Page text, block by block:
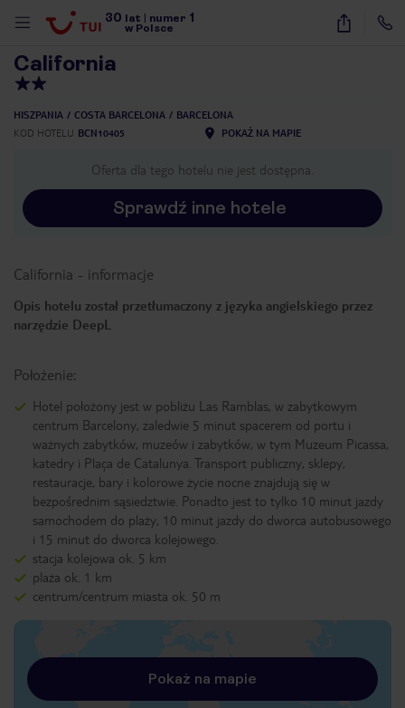
30 lat numer 1
w Polsce
40
California
HISZPANIA COSTA BARCELONA
BARCELONA
KOD HOTELU BCN10405 POKAŻ NA MAPIE
Oferta dla tego hotelu nie jest dostępna.
Sprawdź inne hotele
California - informacje
Opis hotelu został przetłumaczony z języka angielskiego przez
narzędzie DeepL
Położenie:
Hotel położony jest w pobliżu Las Ramblas, w zabytkowym
centrum Barcelony, zaledwie 5 minut spacerem od portu i
ważnych zabytków, muzeów i zabytków, w tym Muzeum Picassa,
katedry i Plaça de Catalunya. Transport publiczny, sklepy,
restauracje, bary i kolorowe życie nocne znajdują się w
bezpośrednim sąsiedztwie. Ponadto jest to tylko 10 minut jazdy
samochodem do plaży, 10 minut jazdy do dworca autobusowego
i 15 minut do dworca kolejowego.
stacja kolejowa ok. 5 km
plaża ok. 1 km
centrum/centrum miasta ok. 50 m
Pokaż na mapie